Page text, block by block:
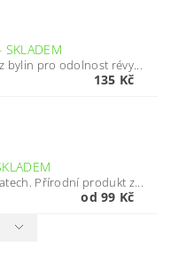
SKLADEM
pro odolnost révy...
135 Kč
Přírodní produkt z...
od 99 Kč